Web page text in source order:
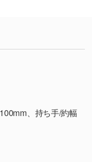
したい／印
プの指定や、
ります。→詳
ー部分だけを
て
合、または
場合
依頼(商
～
、持ち手/約幅